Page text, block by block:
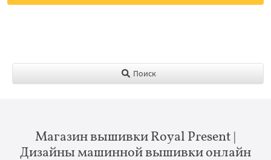
Поиск
Магазин вышивки Royal Present |
Дизайны машинной вышивки онлайн